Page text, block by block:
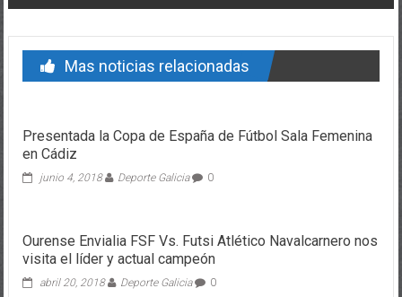
Mas noticias relacionadas
Presentada la Copa de España de Fútbol Sala Femenina
en Cádiz
junio 4, 2018 Deporte Galicia 0
Ourense Envialia FSF Vs. Futsi Atlético Navalcarnero nos
visita el líder y actual campeón
abril 20, 2018 Deporte Galicia 0